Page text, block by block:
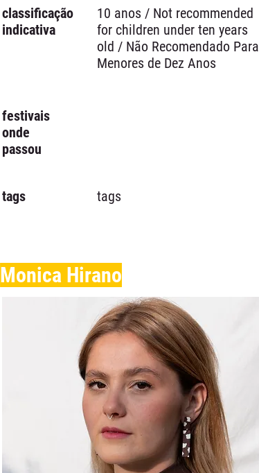
classificação
indicativa
10 anos / Not recommended
for children under ten years
old / Não Recomendado Para
Menores de Dez Anos
festivais
onde
passou
tags tags
Monica Hirano